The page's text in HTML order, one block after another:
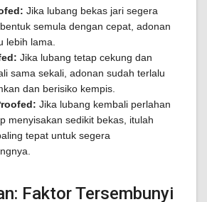
Jika lubang bekas jari segera
semula dengan cepat, adonan
lebih lama.
Jika lubang tetap cekung dan
sama sekali, adonan sudah terlalu
dan berisiko kempis.
Jika lubang kembali perlahan
menyisakan sedikit bekas, itulah
tepat untuk segera
Faktor Tersembunyi